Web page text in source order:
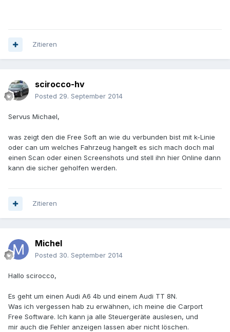
Zitieren
scirocco-hv
Posted 29. September 2014
Servus Michael,
was zeigt den die Free Soft an wie du verbunden bist mit k-Linie
oder can um welches Fahrzeug hangelt es sich mach doch mal
einen Scan oder einen Screenshots und stell ihn hier Online dann
kann die sicher geholfen werden.
Zitieren
Michel
Posted 30. September 2014
Hallo scirocco,
Es geht um einen Audi A6 4b und einem Audi TT 8N.
Was ich vergessen hab zu erwähnen, ich meine die Carport
Free Software. Ich kann ja alle Steuergeräte auslesen, und
mir auch die Fehler anzeigen lassen aber nicht löschen.